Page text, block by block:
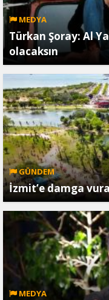
MEDYA
Türkan Şoray: Al
olacaksın
GÜNDEM
İzmit’e damga
MEDYA